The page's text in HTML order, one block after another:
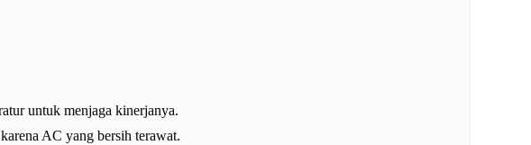
untuk menjaga kinerjanya.
AC yang bersih terawat.